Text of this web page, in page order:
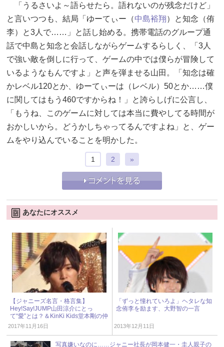
「うるさいよ～語らせたら。語れないのが残念だけど」
と言いつつも、結局「ゆーてぃー（中島裕翔）と知念（侑
李）と3人で……」と話し始める。携帯電話のグループ通
話で中島と知念と会話しながらゲームするらしく、「3人
で強い敵を倒しに行って、ゲームの中では僕らが冒険して
いるようなもんですよ」と声を弾ませる山田。「知念は確
かレベル120とか、ゆーてぃーは（レベル）50とか……僕
に関してはもう460ですからね！」と誇らしげに公言し、
「もうね、このゲームに対しては本当に費やしてる時間が
おかしいから。どうかしちゃってるんですよね」と、ゲー
ムをやり込んでいることを明かした。
1 2 »
あなたにオススメ
【ジャニーズ名言・格言集】
Hey!Say!JUMP山田涼介にとっ
て“愛”とは？＆KinKi Kids堂本剛の仲
間作りのコツ！
2017年11月16日
「ずっと憧れていろよ」ヘタレな知
念侑李を励ます、大野智の一言
2013年12月11日
写真嫌いなのに……ジャニー社長が岡本健一・圭人親子の